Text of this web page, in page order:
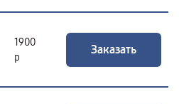
1900
р
Заказать